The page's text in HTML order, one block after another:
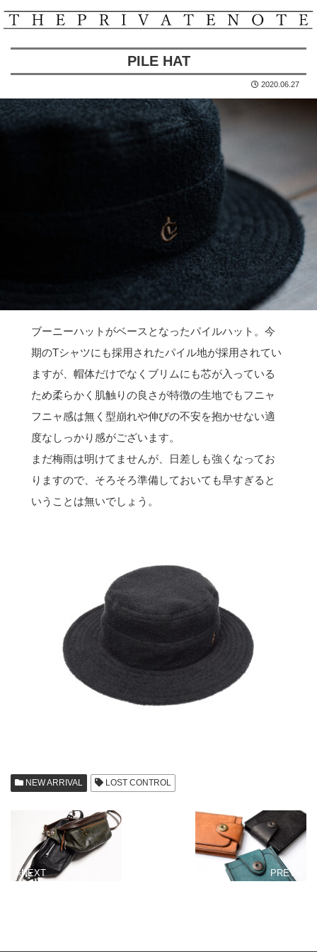
PILE HAT
2020.06.27
ブーニーハットがベースとなったパイルハット。今
期のTシャツにも採用されたパイル地が採用されてい
ますが、帽体だけでなくブリムにも芯が入っている
ため柔らかく肌触りの良さが特徴の生地でもフニャ
フニャ感は無く型崩れや伸びの不安を抱かせない適
度なしっかり感がございます。
まだ梅雨は明けてませんが、日差しも強くなってお
りますので、そろそろ準備しておいても早すぎると
いうことは無いでしょう。
NEW ARRIVAL LOST CONTROL
«NEXT PREV»